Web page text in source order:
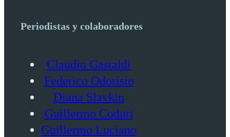
Periodistas y colaboradores
Claudio Gastaldi
Federico Odorisio
Diana Slavkin
Guillermo Coduri
Guillermo Luciano